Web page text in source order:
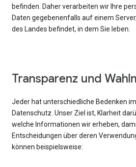
befinden. Daher verarbeiten wir Ihre
Daten gegebenenfalls auf einem
des Landes befindet, in dem Sie leben.
Transparenz und
Jeder hat unterschiedliche Bedenken
Datenschutz. Unser Ziel ist, Klarheit
welche Informationen wir erheben,
Entscheidungen über deren
können beispielsweise: